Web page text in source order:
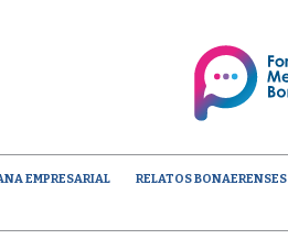
EMPRESARIAL RELATOS BONAERENSES